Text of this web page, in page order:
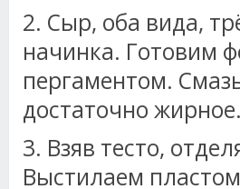
2. Сыр, оба вида,
начинка. Готовим
пергаментом.
достаточно жирное.
3. Взяв тесто,
Выстилаем